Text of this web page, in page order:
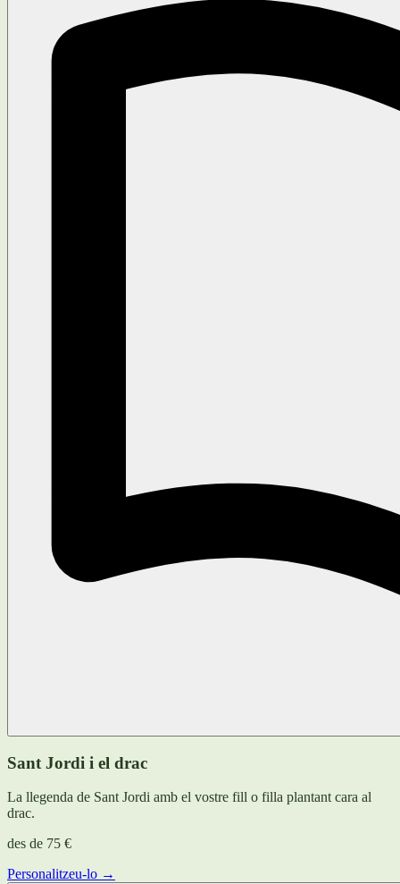
Sant Jordi i el drac
La llegenda de Sant Jordi amb el vostre fill o filla plantant cara al
drac.
des de 75 €
Personalitzeu-lo →